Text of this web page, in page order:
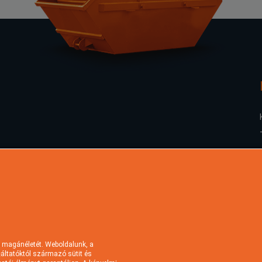
Weboldalunk, a
származó sütit és